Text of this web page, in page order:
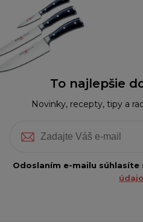
To najlepšie
Novinky, recepty, tipy a
Odoslaním e-mailu súhlasíte